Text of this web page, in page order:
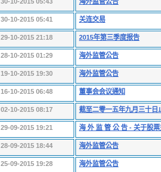
30-10-2015 05:41 关连交易
29-10-2015 21:18 2015年第三季度报告
28-10-2015 01:29 海外监管公告
19-10-2015 19:30 海外监管公告
16-10-2015 06:48 董事会会议通知
02-10-2015 08:17 截至二零一五年九月三十日
29-09-2015 19:21 海 外 监 管 公 告 - 关于股
28-09-2015 18:44 海外监管公告
25-09-2015 19:28 海外监管公告